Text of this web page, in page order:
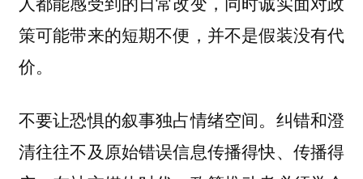
策可能带来的短期不便，并不是假装没有代
价。
不要让恐惧的叙事独占情绪空间。 纠错和澄
清往往不及原始错误信息传播得快、传播得